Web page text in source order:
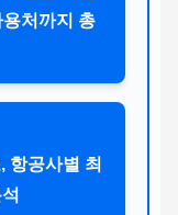
처까지 총
항공사별 최